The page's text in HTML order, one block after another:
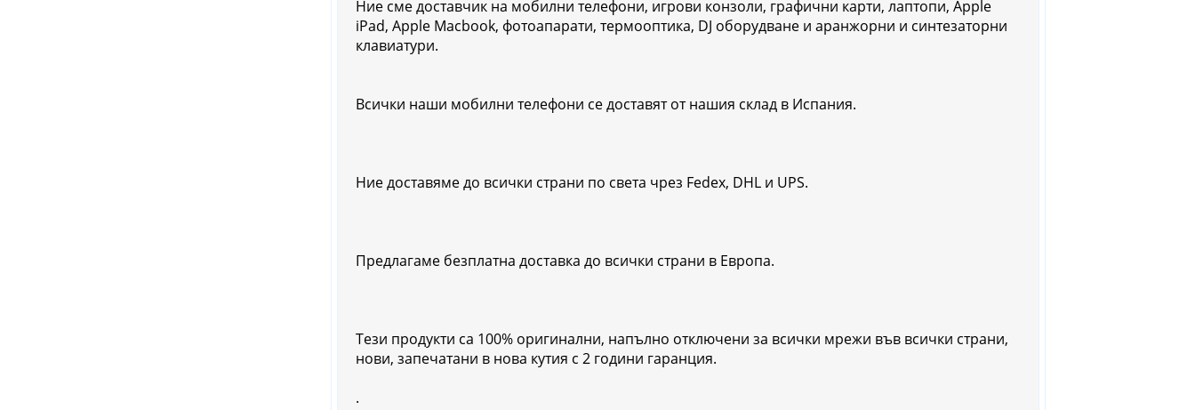
Ние сме доставчик на мобилни телефони, игрови конзоли, графични карти, лаптопи, Apple
iPad, Apple Macbook, фотоапарати, термооптика, DJ оборудване и аранжорни и синтезаторни
клавиатури.
Всички наши мобилни телефони се доставят от нашия склад в Испания.
Ние доставяме до всички страни по света чрез Fedex, DHL и UPS.
Предлагаме безплатна доставка до всички страни в Европа.
Тези продукти са 100% оригинални, напълно отключени за всички мрежи във всички страни,
нови, запечатани в нова кутия с 2 години гаранция.
.